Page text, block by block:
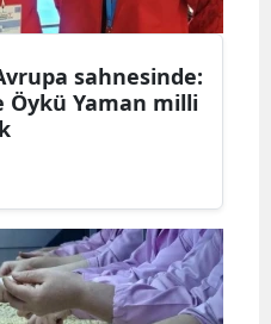
sahnesinde:
Öykü Yaman milli